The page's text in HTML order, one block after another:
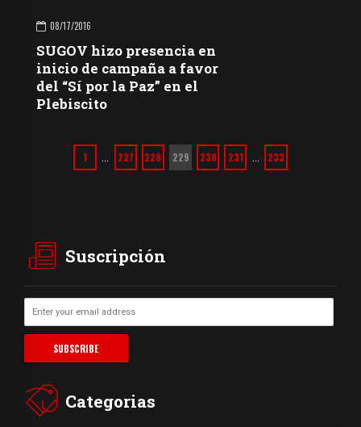
08/17/2016
SUGOV hizo presencia en
inicio de campaña a favor
del “Sí por la Paz” en el
Plebiscito
1 227 228 229 230 231 233
Suscripción
Categorias